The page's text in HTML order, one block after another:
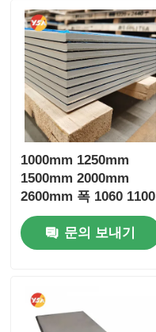
1000mm 1250mm
1500mm 2000mm
2600mm 폭 1060 1100
3003 3004 알루미늄 합
금 판재 맞춤형 크기 슬
릿 가공 가장자리 녹 방
문의 보내기